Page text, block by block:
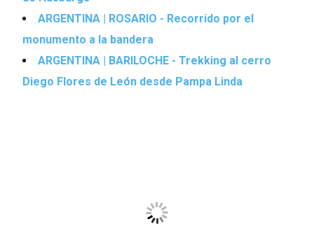
ARGENTINA | ROSARIO - Recorrido por el
monumento a la bandera
ARGENTINA | BARILOCHE - Trekking al cerro
Diego Flores de León desde Pampa Linda